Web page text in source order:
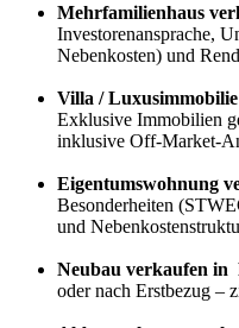
Mehrfamilienhaus
Investorenansprache,
Nebenkosten) und
Villa /
Exklusive Immobilien
inklusive Off-Market-
Eigentumswohnung
Besonderheiten
und
Neubau verkaufen in
oder nach Erstbezug –